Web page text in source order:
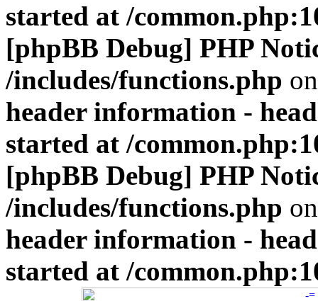
started at /
[phpBB Debug] PHP
/includes/functions.php
header information -
started at /
[phpBB Debug] PHP
/includes/functions.php
header information -
started at /